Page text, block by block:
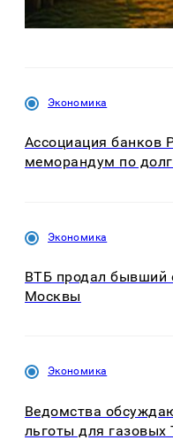
Экономика
Ассоциация банков
меморандум по
Экономика
ВТБ продал бывший
Москвы
Экономика
Ведомства
льготы для газовых